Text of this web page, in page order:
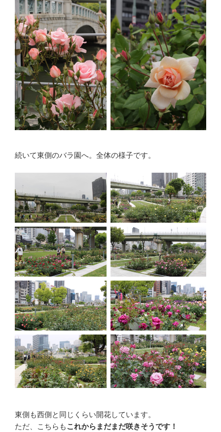
続いて東側のバラ園へ。全体の様子です。
東側も西側と同じくらい開花しています。
ただ、こちらもこれからまだまだ咲きそうです！